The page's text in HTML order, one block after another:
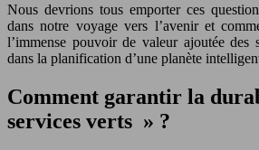
Nous devrions tous emporter ces
dans notre voyage vers l’avenir et
l’immense pouvoir de valeur ajoutée des
dans la planification d’une planète
Comment garantir la
services verts » ?